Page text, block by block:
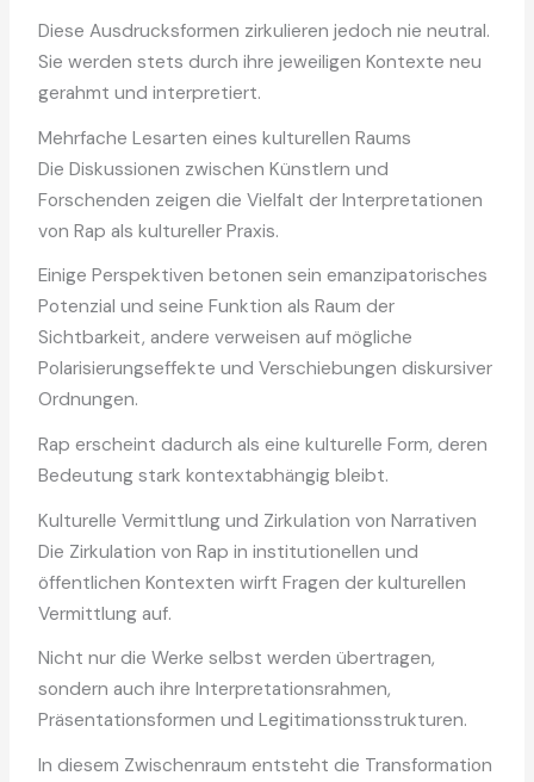
Diese Ausdrucksformen zirkulieren jedoch nie neutral.
Sie werden stets durch ihre jeweiligen Kontexte neu
gerahmt und interpretiert.
Mehrfache Lesarten eines kulturellen Raums
Die Diskussionen zwischen Künstlern und
Forschenden zeigen die Vielfalt der Interpretationen
von Rap als kultureller Praxis.
Einige Perspektiven betonen sein emanzipatorisches
Potenzial und seine Funktion als Raum der
Sichtbarkeit, andere verweisen auf mögliche
Polarisierungseffekte und Verschiebungen diskursiver
Ordnungen.
Rap erscheint dadurch als eine kulturelle Form, deren
Bedeutung stark kontextabhängig bleibt.
Kulturelle Vermittlung und Zirkulation von Narrativen
Die Zirkulation von Rap in institutionellen und
öffentlichen Kontexten wirft Fragen der kulturellen
Vermittlung auf.
Nicht nur die Werke selbst werden übertragen,
sondern auch ihre Interpretationsrahmen,
Präsentationsformen und Legitimationsstrukturen.
In diesem Zwischenraum entsteht die Transformation